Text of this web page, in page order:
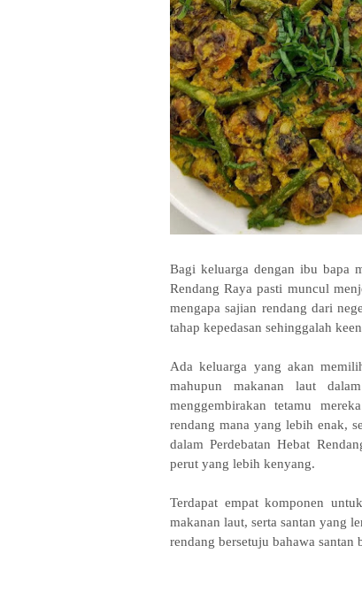
Bagi keluarga dengan ibu bapa
Rendang Raya pasti muncul
mengapa sajian rendang dari
tahap kepedasan sehinggalah
Ada keluarga yang akan
mahupun makanan laut
menggembirakan tetamu
rendang mana yang lebih enak,
dalam Perdebatan Hebat
perut yang lebih kenyang.
Terdapat empat komponen
makanan laut, serta santan yang
rendang bersetuju bahawa